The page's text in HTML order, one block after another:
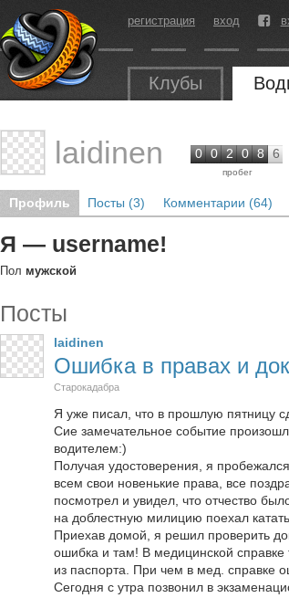
регистрация вход
Клубы
laidinen 0 0 2 0 8 6
пробег
Профиль Посты (3) Комментарии (64)
Я — username!
Пол мужской
Посты
laidinen
Ошибка в правах и
Старокадабра
Я уже писал, что в прошлую пятницу
Сие замечательное событие
водителем:)
Получая удостоверения, я
всем свои новенькие права, все
посмотрел и увидел, что отчество
на доблестную милицию поехал
Приехав домой, я решил проверить
ошибка и там! В медицинской
из паспорта. При чем в мед. справке
Сегодня с утра позвонил в